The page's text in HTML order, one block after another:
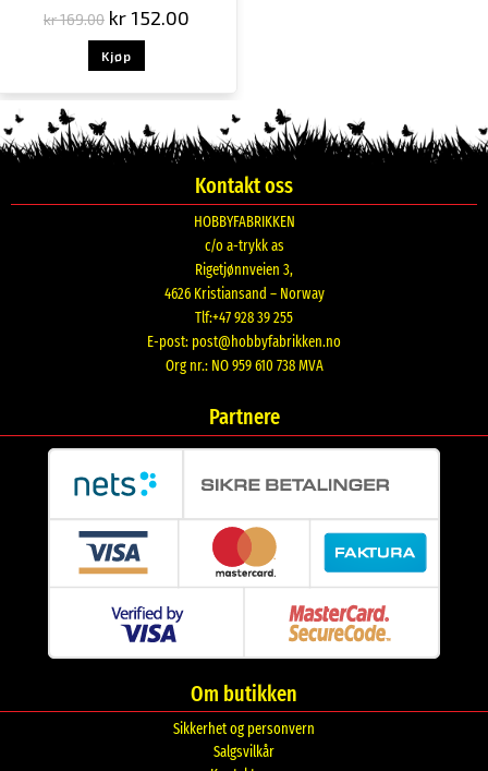
kr169.00 kr 152.00
Kjøp
Kontakt oss
HOBBYFABRIKKEN
c/o a-trykk as
Rigetjønnveien 3,
4626 Kristiansand – Norway
Tlf:+47 928 39 255
E-post: post@hobbyfabrikken.no
Org nr.: NO 959 610 738 MVA
Partnere
Om butikken
Sikkerhet og personvern
Salgsvilkår